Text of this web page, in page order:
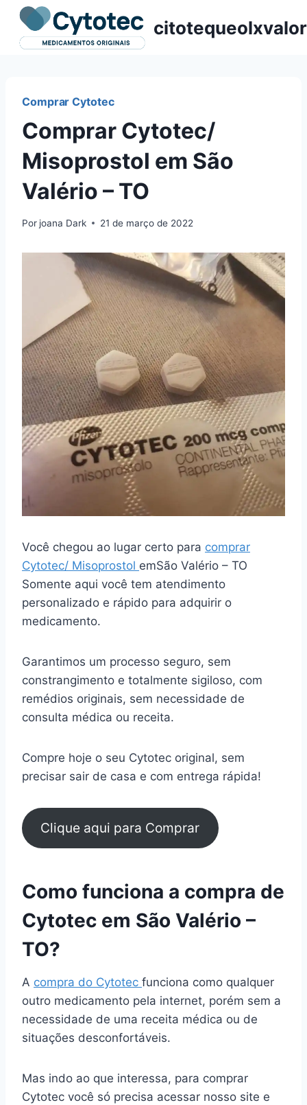
Pular
para
citotequeolxvalor
Comprar Cytotec
Comprar Cytotec/
Misoprostol em São
Valério – TO
Por joana Dark 21 de março de 2022
Você chegou ao lugar certo para comprar
Cytotec/ Misoprostol emSão Valério – TO
Somente aqui você tem atendimento
personalizado e rápido para adquirir o
medicamento.
Garantimos um processo seguro, sem
constrangimento e totalmente sigiloso, com
remédios originais, sem necessidade de
consulta médica ou receita.
Compre hoje o seu Cytotec original, sem
precisar sair de casa e com entrega rápida!
Clique aqui para Comprar
Como funciona a compra de
Cytotec em São Valério –
TO?
A compra do Cytotec funciona como qualquer
outro medicamento pela internet, porém sem a
necessidade de uma receita médica ou de
situações desconfortáveis.
Mas indo ao que interessa, para comprar
Cytotec você só precisa acessar nosso site e